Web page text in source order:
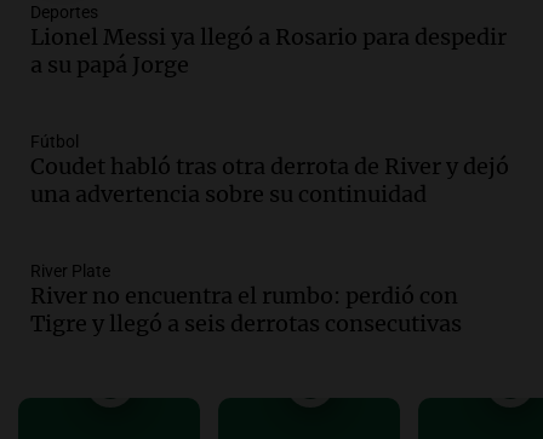
Una mañana para todos
Episodios
Audio.Una nutricionista derribó el mito
conviene priorizar
Una mañana para todos
Episodios
Episodios
contra el tiempo: necesita un trasplante
Deportes
Lionel Messi ya llegó a Rosario para despedir
a su papá Jorge
Fútbol
Coudet habló tras otra derrota de River y dejó
una advertencia sobre su continuidad
River Plate
River no encuentra el rumbo: perdió con
Tigre y llegó a seis derrotas consecutivas